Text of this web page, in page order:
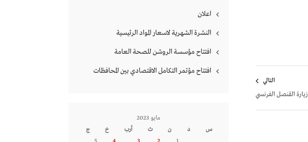
التالي
زيارة القنصل الفرنسي
اعلان
النشرة الشهرية لاسعار المواد الرئيسية
افتتاح مؤسسة الروشن للصحة العامة
افتتاح مؤتمر التكامل الاقتصادي بين المحافظات
مايو 2023
س
د ن ث أرب خ
ج